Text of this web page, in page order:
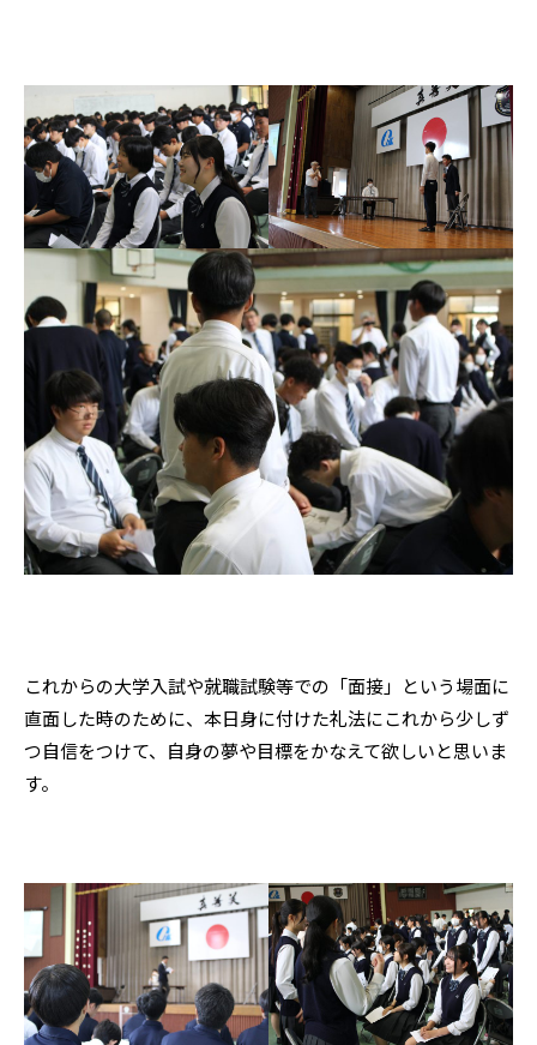
これからの大学入試や就職試験等での「面接」という場面に
直面した時のために、本日身に付けた礼法にこれから少しず
つ自信をつけて、自身の夢や目標をかなえて欲しいと思いま
す。